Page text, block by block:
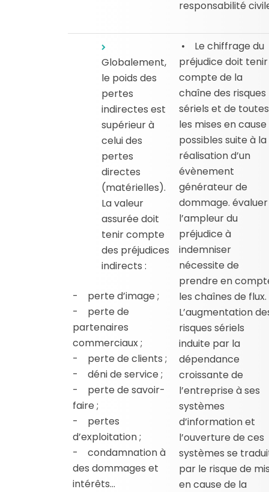
responsabilité
Globalement,
le poids des
pertes
indirectes est
supérieur à
celui des
pertes
directes
(matérielles).
La valeur
assurée doit
tenir compte
des préjudices
indirects :
- perte d’image ;
- perte de
partenaires
commerciaux ;
- perte de clients ;
- déni de service ;
- perte de savoir-
faire ;
- pertes
d’exploitation ;
- condamnation à
des dommages et
intérêts…
• Le chiffrage du
préjudice doit tenir
compte de la
chaîne des risques
sériels et de toutes
les mises en cause
possibles suite à la
réalisation d’un
évènement
générateur de
dommage. évaluer
l’ampleur du
préjudice à
indemniser
nécessite de
prendre en
les chaînes de flux.
L’augmentation
risques sériels
induite par la
dépendance
croissante de
l’entreprise à ses
systèmes
d’information et
l’ouverture de ces
systèmes se
par le risque de
en cause de la